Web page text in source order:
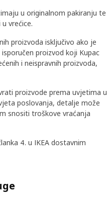
u originalnom pakiranju te
vrećice.
proizvoda isključivo ako je
proizvod koji Kupac
i neispravnih proizvoda,
proizvode prema uvjetima u
poslovanja, detalje može
snositi troškove vraćanja
4. u IKEA dostavnim